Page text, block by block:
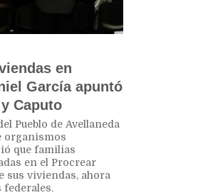
en
García apuntó
Caputo
Pueblo de Avellaneda
organismos
que familias
en el Procrear
sus viviendas, ahora
federales.